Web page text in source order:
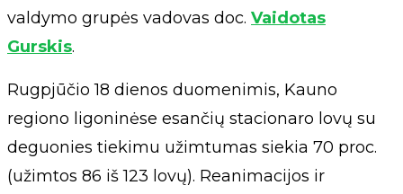
valdymo grupės vadovas doc. Vaidotas
Gurskis.
Rugpjūčio 18 dienos duomenimis, Kauno
regiono ligoninėse esančių stacionaro lovų su
deguonies tiekimu užimtumas siekia 70 proc.
(užimtos 86 iš 123 lovų). Reanimacijos ir